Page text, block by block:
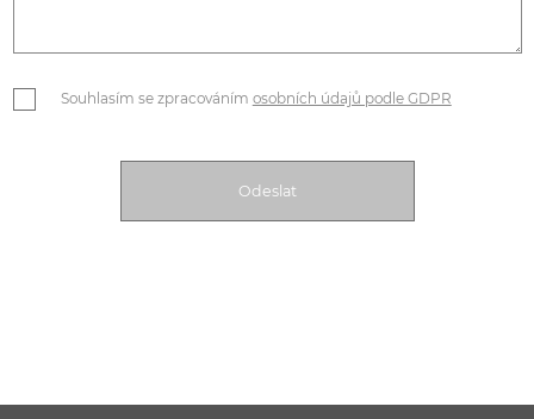
Souhlasím se zpracováním osobních údajů podle GDPR